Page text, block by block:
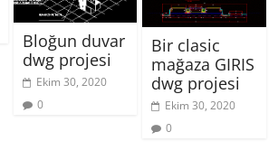
Bloğun duvar
dwg projesi
Ekim 30, 2020
0
Bir clasic
mağaza GIRIS
dwg projesi
Ekim 30, 2020
0